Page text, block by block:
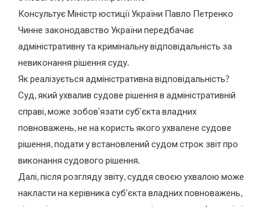
Консультує Міністр юстиції України Павло Петренко
Чинне законодавство України передбачає
адміністративну та кримінальну відповідальність за
невиконання рішення суду.
Як реалізується адміністративна відповідальність?
Суд, який ухвалив судове рішення в адміністративній
справі, може зобов’язати суб’єкта владних
повноважень, не на користь якого ухвалене судове
рішення, подати у встановлений судом строк звіт про
виконання судового рішення.
Далі, після розгляду звіту, суддя своєю ухвалою може
накласти на керівника суб’єкта владних повноважень,